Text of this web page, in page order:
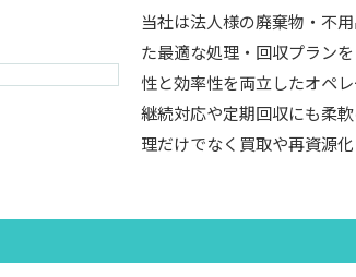
当社は法人様の廃棄物・不
た最適な処理・回収プラン
性と効率性を両立したオペ
継続対応や定期回収にも柔
理だけでなく買取や再資源